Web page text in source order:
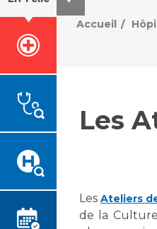
Vous
rendez visite
réaliser
Vous avez
Égalité
Emplois
Étudiants
Emplois
Accueil /
Les
LesAteliers
de la